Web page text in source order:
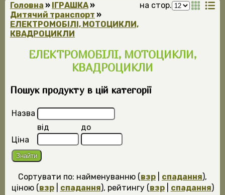
на стор.
Головна » ІГРАШКА»
Дитячий транспорт »
ЕЛЕКТРОМОБІЛІ, МОТОЦИКЛИ,
КВАДРОЦИКЛИ
ЕЛЕКТРОМОБІЛІ, МОТОЦИКЛИ,
КВАДРОЦИКЛИ
Пошук продукту в цій категорії
Назва
Ціна
від до
Сортувати по: найменуванню (взр спадання),
ціною (взр| спадання), рейтингу (взр| спадання)